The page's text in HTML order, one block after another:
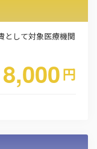
として対象医療機関
8,000円